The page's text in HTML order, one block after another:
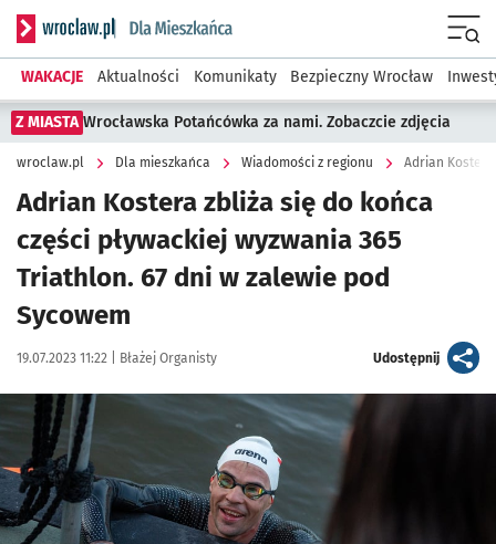
Serwis informacyjny wroclaw.pl podserwis: Dla mieszkańca
WAKACJE Aktualności Komunikaty Bezpieczny Wrocław
Z MIASTA Wrocławska Potańcówka za nami. Zobaczcie zdjęcia
wroclaw.pl Dla mieszkańca Wiadomości z regionu
Adrian Kostera zbliża się do końca
części pływackiej wyzwania 365
Triathlon. 67 dni w zalewie pod
Sycowem
Data publikacji:
19.07.2023 11:22 | Autor:
Błażej Organisty Udostępnijartykuł
Kliknij, aby zobaczyć galerię